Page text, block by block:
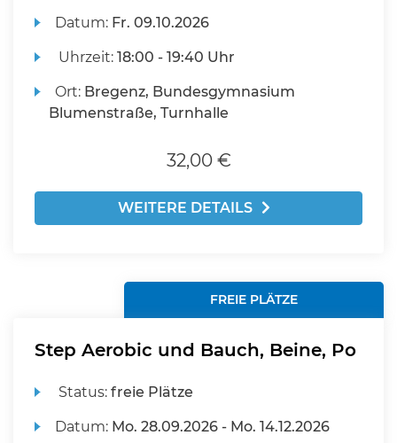
Datum: Fr. 09.10.2026
Uhrzeit:18:00 - 19:40 Uhr
Ort: Bregenz, Bundesgymnasium
Blumenstraße, Turnhalle
32,00 €
WEITERE DETAILS
FREIE PLÄTZE
Step Aerobic und Bauch, Beine, Po
Status:freie Plätze
Datum: Mo. 28.09.2026 - Mo. 14.12.2026